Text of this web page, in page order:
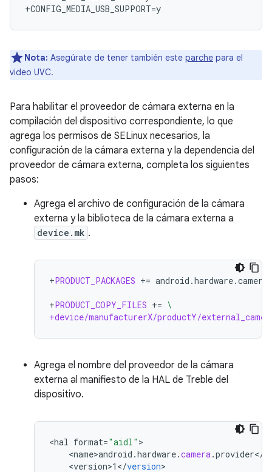
Nota: Asegúrate de tener también este parche para el
video UVC.
Para habilitar el proveedor de cámara externa en la
compilación del dispositivo correspondiente, lo que
agrega los permisos de SELinux necesarios, la
configuración de la cámara externa y la dependencia del
proveedor de cámara externa, completa los siguientes
pasos:
Agrega el archivo de configuración de la cámara
externa y la biblioteca de la cámara externa a
device.mk .
+PRODUCT_PACKAGES +=
+PRODUCT_COPY_FILES += \
+device/manufacturerX/productY/
Agrega el nombre del proveedor de la cámara
externa al manifiesto de la HAL de Treble del
dispositivo.
<hal format="aidl"
<name>android .hardware.camera.provider</
<version>1 </version